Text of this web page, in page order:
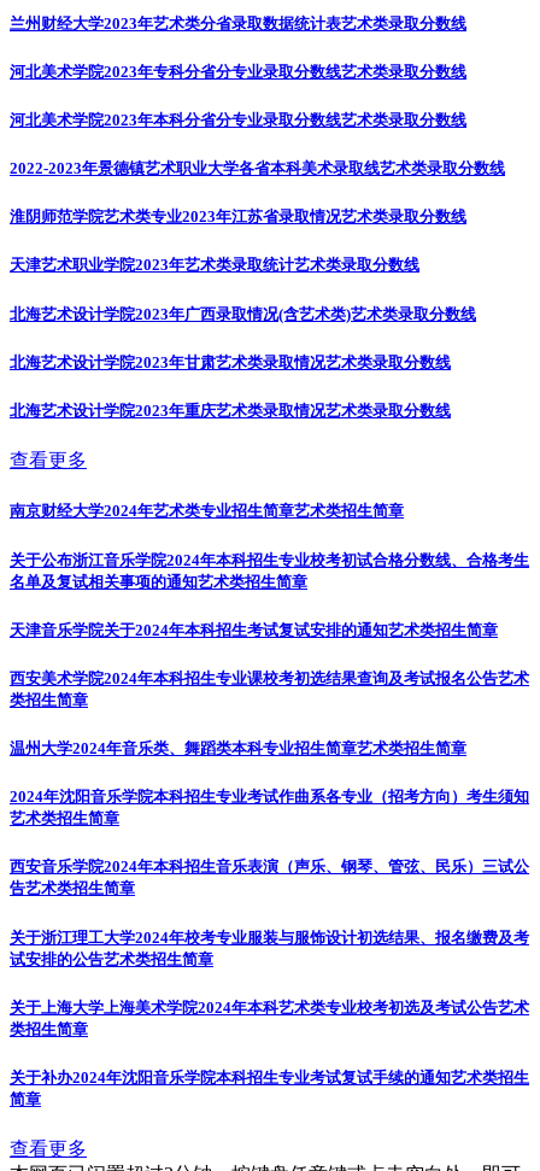
兰州财经大学2023年艺术类分省录取数据统计表艺术类录取分数线
河北美术学院2023年专科分省分专业录取分数线艺术类录取分数线
河北美术学院2023年本科分省分专业录取分数线艺术类录取分数线
2022-2023年景德镇艺术职业大学各省本科美术录取线艺术类录取分数线
淮阴师范学院艺术类专业2023年江苏省录取情况艺术类录取分数线
天津艺术职业学院2023年艺术类录取统计艺术类录取分数线
北海艺术设计学院2023年广西录取情况(含艺术类)艺术类录取分数线
北海艺术设计学院2023年甘肃艺术类录取情况艺术类录取分数线
北海艺术设计学院2023年重庆艺术类录取情况艺术类录取分数线
查看更多
南京财经大学2024年艺术类专业招生简章艺术类招生简章
关于公布浙江音乐学院2024年本科招生专业校考初试合格分数线、合格考生
名单及复试相关事项的通知艺术类招生简章
天津音乐学院关于2024年本科招生考试复试安排的通知艺术类招生简章
西安美术学院2024年本科招生专业课校考初选结果查询及考试报名公告艺术
类招生简章
温州大学2024年音乐类、舞蹈类本科专业招生简章艺术类招生简章
2024年沈阳音乐学院本科招生专业考试作曲系各专业（招考方向）考生须知
艺术类招生简章
西安音乐学院2024年本科招生音乐表演（声乐、钢琴、管弦、民乐）三试公
告艺术类招生简章
关于浙江理工大学2024年校考专业服装与服饰设计初选结果、报名缴费及考
试安排的公告艺术类招生简章
关于上海大学上海美术学院2024年本科艺术类专业校考初选及考试公告艺术
类招生简章
关于补办2024年沈阳音乐学院本科招生专业考试复试手续的通知艺术类招生
简章
查看更多